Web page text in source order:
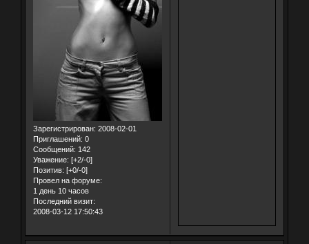
Зарегистрирован: 2008-02-01
Приглашений: 0
Сообщений: 142
Уважение: [+2/-0]
Позитив: [+0/-0]
Провел на форуме:
1 день 10 часов
Последний визит:
2008-03-12 17:50:43